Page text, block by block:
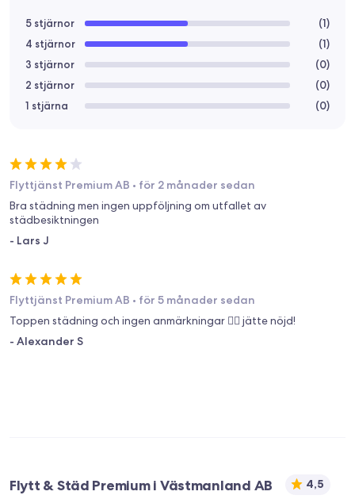
5 stjärnor (1)
4 stjärnor
(1)
3 stjärnor
(0)
2 stjärnor
(0)
1 stjärna
(0)
Flyttjänst Premium AB • för 2 månader sedan
Bra städning men ingen uppföljning om utfallet av
städbesiktningen
- Lars J
Flyttjänst Premium AB • för 5 månader sedan
Toppen städning och ingen anmärkningar 👍🏼 jätte nöjd!
- Alexander S
Flytt & Städ Premium i Västmanland AB 4,5